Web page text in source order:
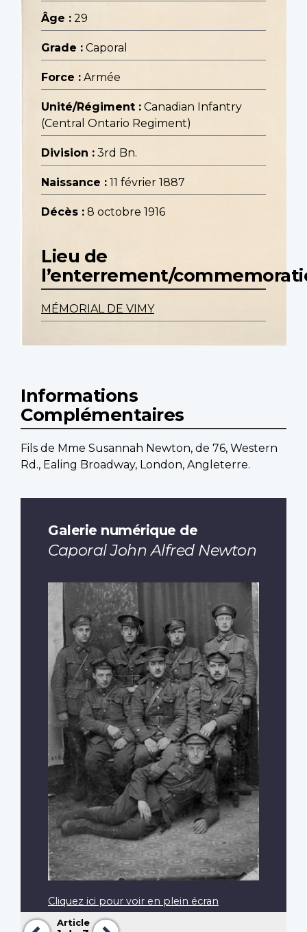
Âge : 29
Grade : Caporal
Force : Armée
Unité/Régiment : Canadian Infantry
(Central Ontario Regiment)
Division : 3rd Bn.
Naissance : 11 février 1887
Décès : 8 octobre 1916
Lieu de
l’enterrement/
MÉMORIAL DE VIMY
Informations
Complémentaires
Fils de Mme Susannah Newton, de 76, Western
Rd., Ealing Broadway, London, Angleterre.
Précédent
Article Suivant
Galerie numérique de
Caporal John Alfred Newton
Cliquez ici pour voir en plein écran